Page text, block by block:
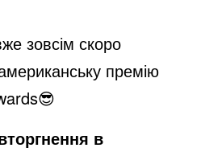
зовсім скоро
премію
в